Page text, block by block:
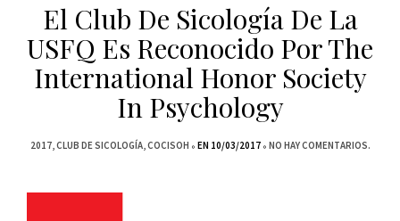
El Club De Sicología De La
USFQ Es Reconocido Por The
International Honor Society
In Psychology
2017 CLUB DE SICOLOGÍA COCISOH EN 10/03/2017 NO HAY COMENTARIOS.